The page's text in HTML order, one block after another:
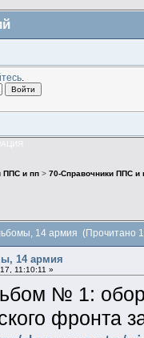
.
ППС и пп> 70-Справочники ППС и
14 армия (Прочитано
14 армия
11:10:11 »
№ 1:
фронта